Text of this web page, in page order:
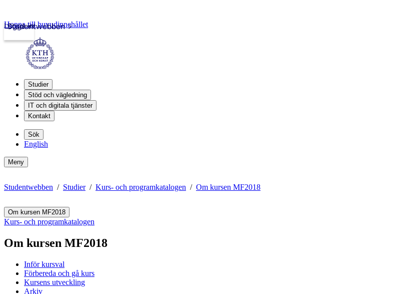
Studentwebben
Logga in
Hoppa till huvudinnehållet
Studier
Stöd och vägledning
IT och digitala tjänster
Kontakt
Sök
English
Meny
Studentwebben Studier Kurs- och programkatalogen Om kursen MF2018
Om kursen MF2018
Kurs- och programkatalogen
Om kursen MF2018
Inför kursval
Förbereda och gå kurs
Kursens utveckling
Arkiv